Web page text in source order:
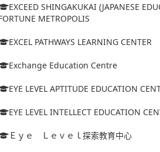
EXCEED SHINGAKUKAI (JAPANESE
METROPOLIS
EXCEL PATHWAYS LEARNING CENTER
Exchange Education Centre
EYE LEVEL APTITUDE EDUCATION
EYE LEVEL INTELLECT EDUCATION
Ｅｙｅ Ｌｅｖｅｌ探索教育中心